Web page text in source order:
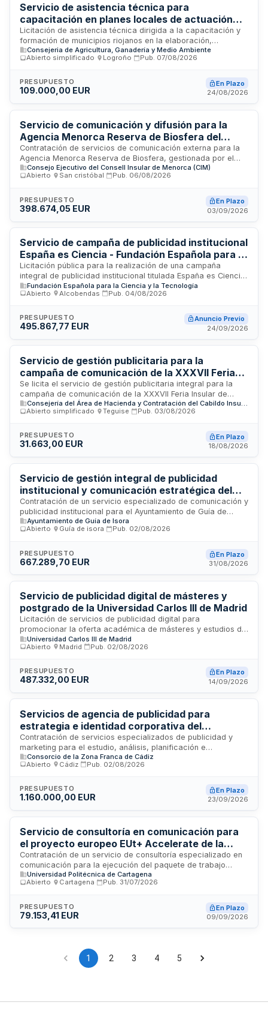
Servicio de asistencia técnica para
capacitación en planes locales de actuación
ante altas temperaturas en municipios de La
Rioja
Licitación de asistencia técnica dirigida a la capacitación y
formación de municipios riojanos en la elaboración,
promoción y aplicación de planes locales de actuación ante
altas temperaturas. El servicio, financiado por la Comunidad
Ambiental y Recursos Hídricos, pretende fortalecer la
preparación de los gobiernos locales frente a eventos de
especializado, diseño de instrumentos de planificación y
transferencia de conocimiento técnico adaptado a las
particularidades de cada municipio riojano.
Consejeria de Agricultura, Ganadería y Medio Ambiente
Abierto simplificado
Logroño Pub. 07/08/2026
PRESUPUESTO
109.000,00 EUR
En Plazo
24/08/2026
Servicio de comunicación y difusión para la
Agencia Menorca Reserva de Biosfera del
Consell Insular de Menorca
Contratación de servicios de comunicación externa para la
Agencia Menorca Reserva de Biosfera, gestionada por el
Consell Insular de Menorca. El servicio comprende la gestión
integral de redes sociales, actualización de perfiles,
seguidores, ampliación de suscriptores mediante estrategia
de marketing digital, y administración de espacios web
medios de comunicación externos con criterios de eficiencia
y transparencia, requiriendo presentación de presupuestos
previos y justificación de pagos para seguimiento
administrativo.
Consejo Ejecutivo del Consell Insular de Menorca (CIM)
Abierto
San cristóbal Pub. 06/08/2026
PRESUPUESTO
398.674,05 EUR
En Plazo
03/09/2026
Servicio de campaña de publicidad institucional
España es Ciencia - Fundación Española para la
Ciencia y la Tecnología
Licitación pública para la realización de una campaña
integral de publicidad institucional titulada España es Ciencia,
promovida por la Fundación Española para la Ciencia y la
Tecnología. El servicio comprende el diseño, producción y
promocionar la ciencia y la tecnología en España, con un
presupuesto de cerca de 496.000 euros. La campaña está
actividad científica nacional ante la sociedad española.
Fundación Española para la Ciencia y la Tecnología
Abierto
Alcobendas Pub. 04/08/2026
PRESUPUESTO
495.867,77 EUR
Anuncio Previo
24/09/2026
Servicio de gestión publicitaria para la
campaña de comunicación de la XXXVII Feria
Insular de Artesanía 2026 - Cabildo Insular de
Lanzarote y La Graciosa
Se licita el servicio de gestión publicitaria integral para la
campaña de comunicación de la XXXVII Feria Insular de
Artesanía 2026, convocada por el Cabildo Insular de
Lanzarote y La Graciosa a través de su Consejería de
de la planificación, ejecución y seguimiento de todas las
acciones publicitarias y de comunicación necesarias para
técnicos, humanos y materiales requeridos conforme a las
especificaciones del pliego. La prestación se ejecutará de
forma íntegra por la empresa contratada sin posibilidad de
cesión a terceros sin autorización previa.
Consejería del Área de Hacienda y Contratación del Cabildo Insular de Lanzarote
Abierto simplificado
Teguise Pub. 03/08/2026
PRESUPUESTO
31.663,00 EUR
En Plazo
18/08/2026
Servicio de gestión integral de publicidad
institucional y comunicación estratégica del
Ayuntamiento de Guía de Isora
Contratación de un servicio especializado de comunicación y
publicidad institucional para el Ayuntamiento de Guía de
Isora. El contrato abarca la gestión estratégica de la
comunicación municipal, redacción de textos informativos,
comunicación, asesoramiento en inserción publicitaria y
seguimiento de acciones comunicativas. El objetivo es
e instituciones, fortaleciendo la imagen institucional y
manteniendo una comunicación fluida y efectiva con todos
los actores clave.
Ayuntamiento de Guía de Isora
Abierto
Guía de isora Pub. 02/08/2026
PRESUPUESTO
667.289,70 EUR
En Plazo
31/08/2026
Servicio de publicidad digital de másteres y
postgrado de la Universidad Carlos III de Madrid
Licitación de servicios de publicidad digital para
promocionar la oferta académica de másteres y estudios de
postgrado de la Universidad Carlos III de Madrid. El servicio
comprende planificación operativa, compra de medios,
publicitarias digitales dirigidas a potenciales estudiantes
nacionales e internacionales, con objetivo de incrementar
Universidad Carlos III de Madrid
Abierto
Madrid Pub. 02/08/2026
PRESUPUESTO
487.332,00 EUR
En Plazo
14/09/2026
Servicios de agencia de publicidad para
estrategia e identidad corporativa del
Consorcio de la Zona Franca de Cádiz
Contratación de servicios especializados de publicidad y
marketing para el estudio, análisis, planificación e
implementación de la estrategia de publicidad e identidad
corporativa del Consorcio de la Zona Franca de Cádiz. El
función de las necesidades de la Zona Franca, subordinado
a las distintas campañas publicitarias que se requieran
presupuesto máximo limitativo conforme a la cofinanciación
europea.
Consorcio de la Zona Franca de Cádiz
Abierto
Cádiz Pub. 02/08/2026
PRESUPUESTO
1.160.000,00 EUR
En Plazo
23/09/2026
Servicio de consultoría en comunicación para
el proyecto europeo EUt+ Accelerate de la
Universidad Politécnica de Cartagena
Contratación de un servicio de consultoría especializado en
comunicación para la ejecución del paquete de trabajo
número nueve del proyecto europeo EUt+ Accelerate,
promovido por la Universidad Politécnica de Cartagena. El
de Contratos del Sector Público, el Reglamento General de
Contratos de las Administraciones Públicas y la normativa de
cláusulas administrativas particulares y el correspondiente
pliego de prescripciones técnicas.
Universidad Politécnica de Cartagena
Abierto
Cartagena Pub. 31/07/2026
PRESUPUESTO
79.153,41 EUR
En Plazo
09/09/2026
1 2 3 4 5